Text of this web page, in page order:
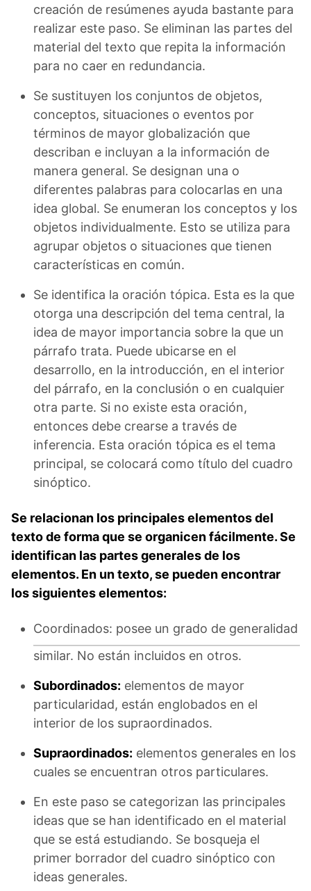
creación de resúmenes ayuda bastante para
realizar este paso. Se eliminan las partes del
material del texto que repita la información
para no caer en redundancia.
Se sustituyen los conjuntos de objetos,
conceptos, situaciones o eventos por
términos de mayor globalización que
describan e incluyan a la información de
manera general. Se designan una o
diferentes palabras para colocarlas en una
idea global. Se enumeran los conceptos y los
objetos individualmente. Esto se utiliza para
agrupar objetos o situaciones que tienen
características en común.
Se identifica la oración tópica. Esta es la que
otorga una descripción del tema central, la
idea de mayor importancia sobre la que un
párrafo trata. Puede ubicarse en el
desarrollo, en la introducción, en el interior
del párrafo, en la conclusión o en cualquier
otra parte. Si no existe esta oración,
entonces debe crearse a través de
inferencia. Esta oración tópica es el tema
principal, se colocará como título del cuadro
sinóptico.
Se relacionan los principales elementos del
texto de forma que se organicen fácilmente. Se
identifican las partes generales de los
elementos. En un texto, se pueden encontrar
los siguientes elementos:
Coordinados: posee un grado de generalidad
similar. No están incluidos en otros.
Subordinados: elementos de mayor
particularidad, están englobados en el
interior de los supraordinados.
Supraordinados: elementos generales en los
cuales se encuentran otros particulares.
En este paso se categorizan las principales
ideas que se han identificado en el material
que se está estudiando. Se bosqueja el
primer borrador del cuadro sinóptico con
ideas generales.